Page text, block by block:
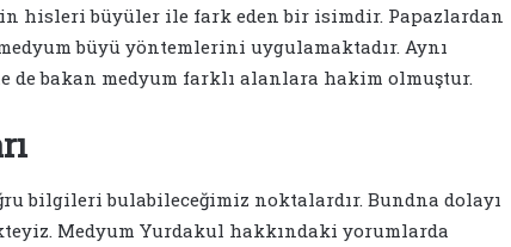
hisleri büyüler ile fark eden bir isimdir. Papazlardan
büyü yöntemlerini uygulamaktadır. Aynı
de bakan medyum farklı alanlara hakim olmuştur.
bilgileri bulabileceğimiz noktalardır. Bundna dolayı
Medyum Yurdakul hakkındaki yorumlarda